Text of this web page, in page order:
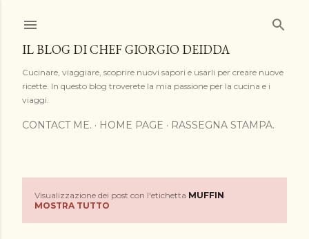
IL BLOG DI CHEF GIORGIO DEIDDA
Cucinare, viaggiare, scoprire nuovi sapori e usarli per creare nuove
ricette. In questo blog troverete la mia passione per la cucina e i
viaggi.
CONTACT ME. HOME PAGE RASSEGNA STAMPA.
Visualizzazione dei post con l'etichetta MUFFIN
MOSTRA TUTTO